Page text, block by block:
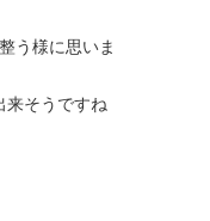
う様に思いま
来そうですね